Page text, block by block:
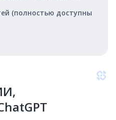
(полностью доступны